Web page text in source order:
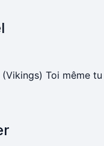
Toi même